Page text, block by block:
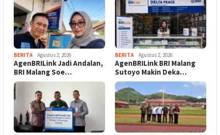
BERITA Agustus 2, 2026
AgenBRILink Jadi Andalan,
BRI Malang Soe…
BERITA Agustus 2, 2026
AgenBRILink BRI Malang
Sutoyo Makin Deka…